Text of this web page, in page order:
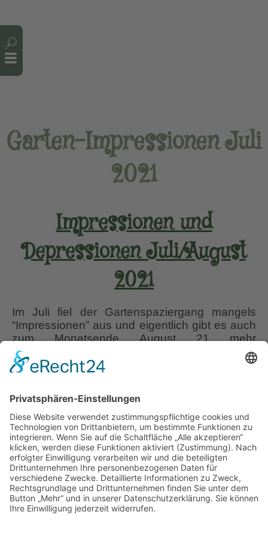
Garten-Impressionen Juli
2021
Impressionen und
Depressionen Juli/August
2021
Im Juli fiel der Gartenspaziergang mangels
“Impressionen” aus und eigentlich gibt es auch
zum Monatsende August 21 mehr
“Depressionen” als “Impressionen” zu sehen.
Aber immerhin haben wir zusammen mein
Montag im Post “IN DULCE JUBILO die
Verlosung” gefeiert und drei Buchgewinner
ermittelt. Nun ja, da Wurzerlsgarten …
und
Juli/August
2021
Liebe Leser! Ihr könnt euch per E-Mail
informieren lassen, wenn neue Artikel auf
Wurzerlsgarten erscheinen.Folgt dafür einfach
diesem Link und gebt dort eure E-Mailadresse